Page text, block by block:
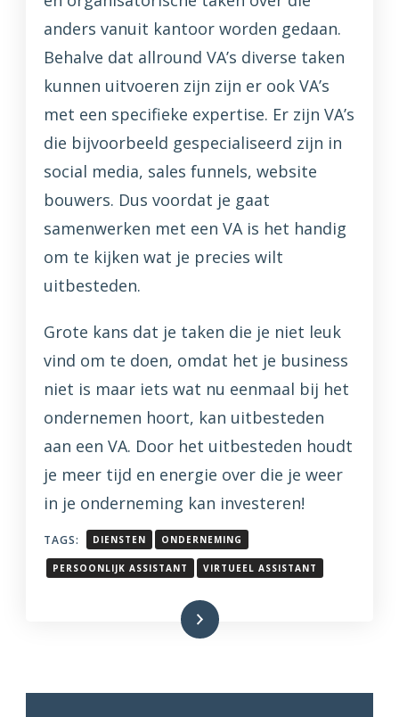
anders vanuit kantoor worden gedaan.
Behalve dat allround VA’s diverse taken
kunnen uitvoeren zijn zijn er ook VA’s
met een specifieke expertise. Er zijn VA’s
die bijvoorbeeld gespecialiseerd zijn in
social media, sales funnels, website
bouwers. Dus voordat je gaat
samenwerken met een VA is het handig
om te kijken wat je precies wilt
uitbesteden.
Grote kans dat je taken die je niet leuk
vind om te doen, omdat het je business
niet is maar iets wat nu eenmaal bij het
ondernemen hoort, kan uitbesteden
aan een VA. Door het uitbesteden houdt
je meer tijd en energie over die je weer
in je onderneming kan investeren!
TAGS: DIENSTEN ONDERNEMING
PERSOONLIJK ASSISTANT VIRTUEEL ASSISTANT
Lees meer